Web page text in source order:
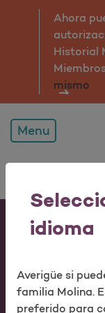
idioma
Averigüe si
familia Molina.
preferido para
Ahora
Historial
mismo
Menu